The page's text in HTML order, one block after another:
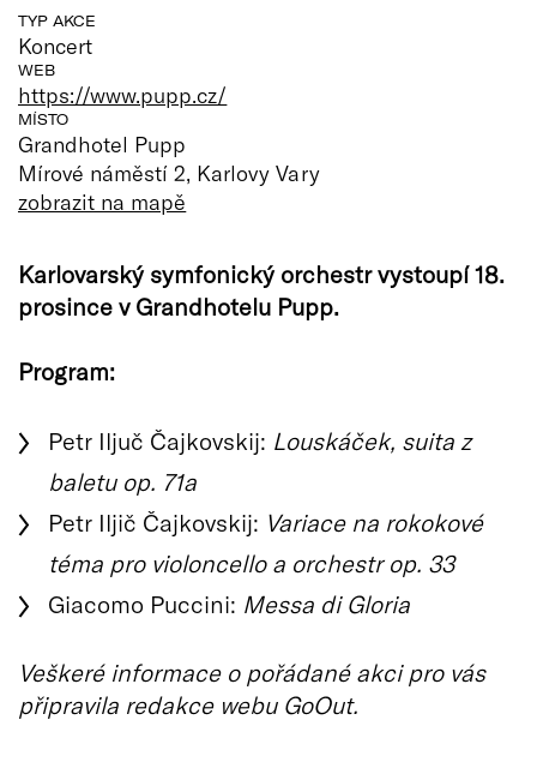
TYP AKCE
Koncert
WEB
https://www.pupp.cz/
MÍSTO
Grandhotel Pupp
Mírové náměstí 2, Karlovy Vary
zobrazit na mapě
Karlovarský symfonický orchestr vystoupí 18.
prosince v Grandhotelu Pupp.
Program:
Petr Iljuč Čajkovskij: Louskáček, suita z
baletu op. 71a
Petr Iljič Čajkovskij: Variace na rokokové
téma pro violoncello a orchestr op. 33
Giacomo Puccini: Messa di Gloria
Veškeré informace o pořádané akci pro vás
připravila redakce webu GoOut.